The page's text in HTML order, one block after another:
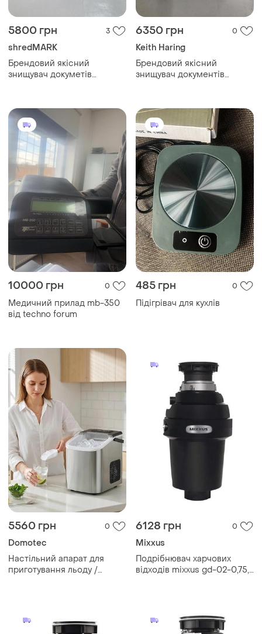
5800 грн 3
shredMARK
Брендовий якісний
знищувач докуметів
6350 грн 0
Keith Haring
Брендовий якісний
знищувач документів
10000 грн 0
Медичний прилад mb-350
від techno forum
485 грн 0
Підігрівач для кухлів
5560 грн 0
Domotec
Настільний апарат для
приготування льоду /
6128 грн 0
Mixxus
Подрібнювач харчових
відходів mixxus gd-02-0,75,